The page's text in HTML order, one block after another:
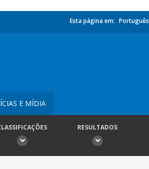
Esta página em: Português
E MÍDIA
RESULTADOS